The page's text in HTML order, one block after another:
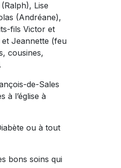
Lise
(Andréane),
fils Victor et
Jeannette (feu
cousines,
de-Sales
à l’église à
ou à tout
bons soins qui